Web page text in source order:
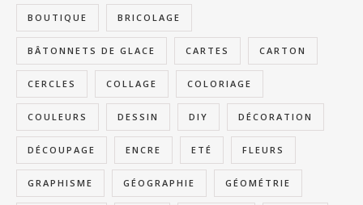
BOUTIQUE BRICOLAGE
BÂTONNETS DE GLACE CARTES CARTON
CERCLES COLLAGE COLORIAGE
COULEURS DESSIN DIY DÉCORATION
DÉCOUPAGE ENCRE ETÉ FLEURS
GRAPHISME GÉOGRAPHIE GÉOMÉTRIE